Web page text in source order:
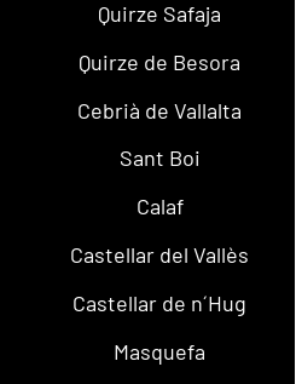
Quirze Safaja
Quirze de Besora
Cebrià de Vallalta
Sant Boi
Calaf
Castellar del Vallès
Castellar de n´Hug
Masquefa